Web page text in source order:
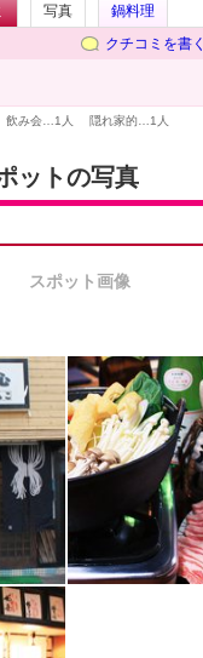
写真
鍋料理
クチコミを書く
飲み会… 1人 隠れ家的… 1人
ットの写真
スポット画像